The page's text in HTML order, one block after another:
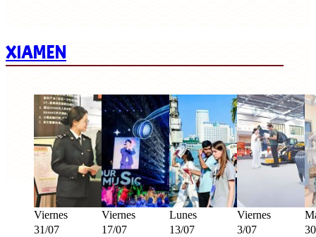
XIAMEN
Viernes
31/07
Viernes
17/07
Lunes
13/07
Viernes
3/07